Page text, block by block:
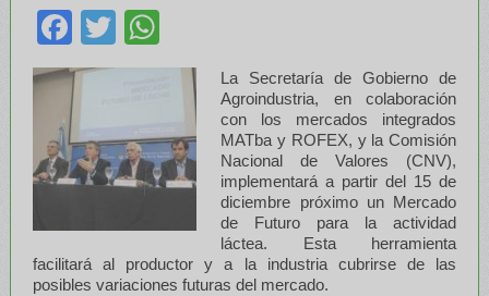
Facebook
Twitter
La Secretaría de Gobierno de
Agroindustria, en colaboración
con los mercados integrados
MATba y ROFEX, y la Comisión
Nacional de Valores (CNV),
implementará a partir del 15 de
diciembre próximo un Mercado
de Futuro para la actividad
láctea. Esta herramienta
facilitará al productor y a la industria cubrirse de las
posibles variaciones futuras del mercado.